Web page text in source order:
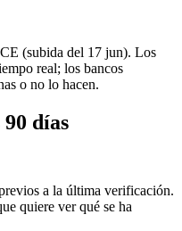
(subida del 17 jun). Los
real; los bancos
o no lo hacen.
días
a la última verificación.
quiere ver qué se ha